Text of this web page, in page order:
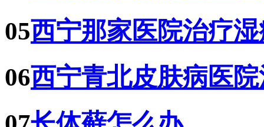
05西宁那家医院治疗
06西宁青北皮肤病医